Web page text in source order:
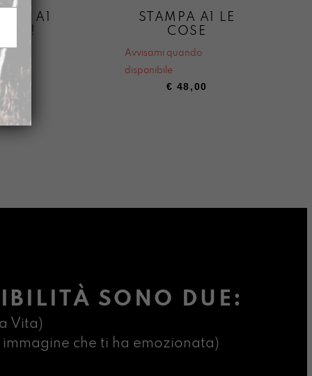
A1
STAMPA A1 LE
COSE
Avvisami quando
disponibile
€ 48,00
SONO DUE:
Vita)
che ti ha emozionata)